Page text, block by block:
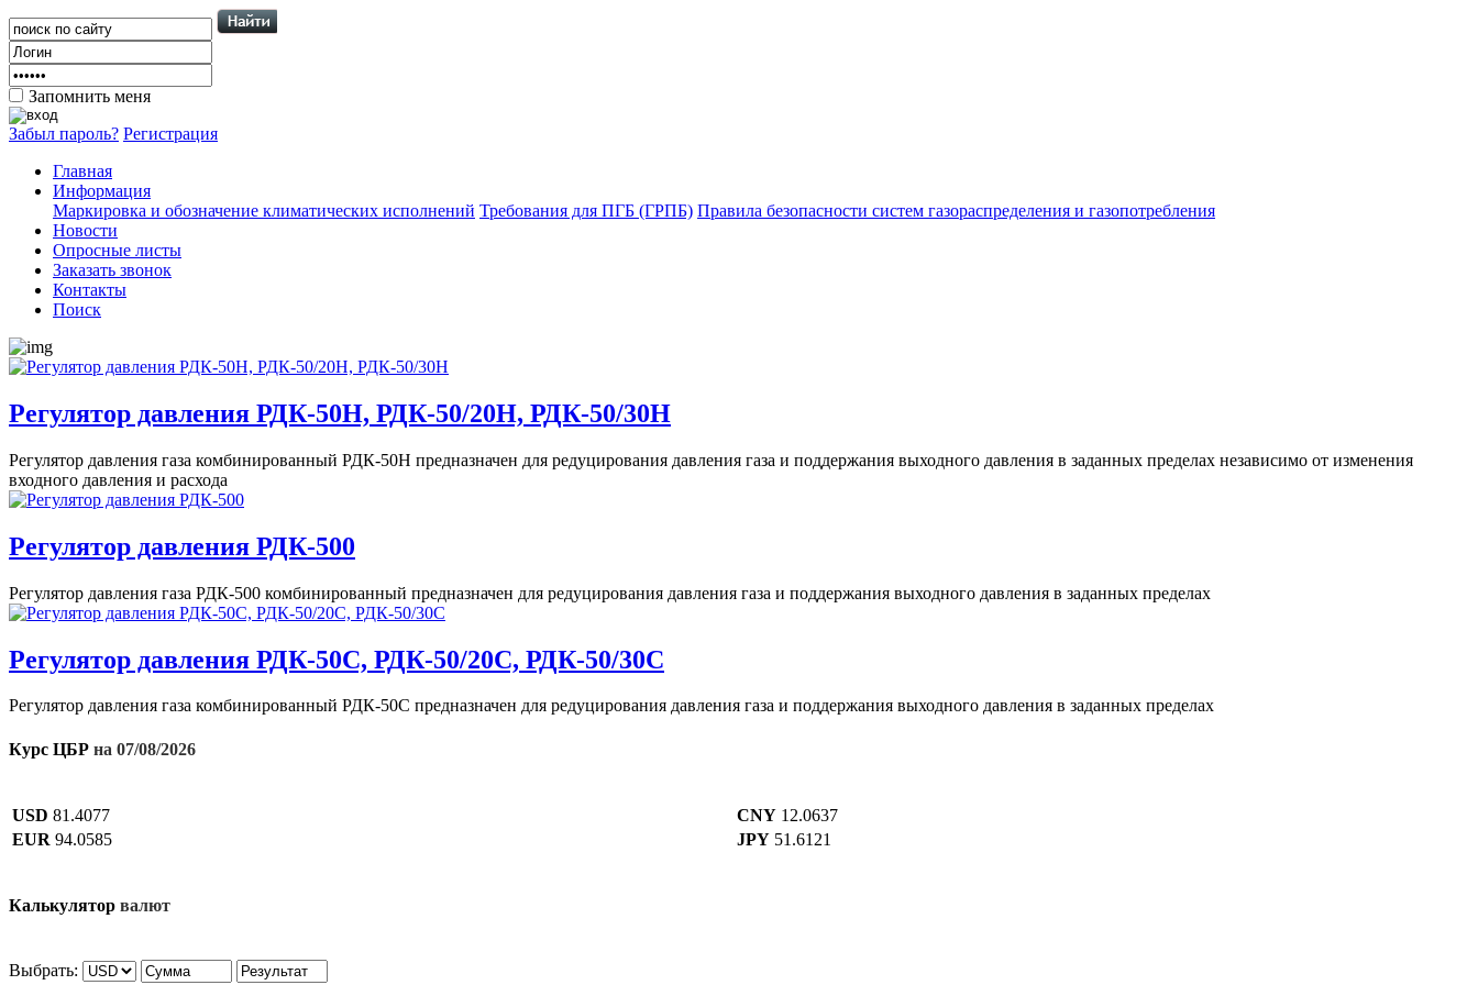
Запомнить меня
Забыл пароль? Регистрация
Главная
Информация
Маркировка и обозначение климатических исполнений Требования для ПГБ (ГРПБ) Правила безопасности систем газораспределения и газопотребления
Новости
Опросные листы
Заказать звонок
Контакты
Поиск
Регулятор давления РДК-50Н, РДК-50/20Н, РДК-50/30Н
Регулятор давления газа комбинированный РДК-50Н предназначен для редуцирования давления газа и поддержания выходного давления в заданных пределах независимо от изменения
входного давления и расхода
Регулятор давления РДК-500
Регулятор давления газа РДК-500 комбинированный предназначен для редуцирования давления газа и поддержания выходного давления в заданных пределах
Регулятор давления РДК-50С, РДК-50/20С, РДК-50/30С
Регулятор давления газа комбинированный РДК-50C предназначен для редуцирования давления газа и поддержания выходного давления в заданных пределах
Курс ЦБР на 07/08/2026
USD 81.4077 CNY 12.0637
EUR 94.0585 JPY 51.6121
Калькулятор валют
Выбрать: